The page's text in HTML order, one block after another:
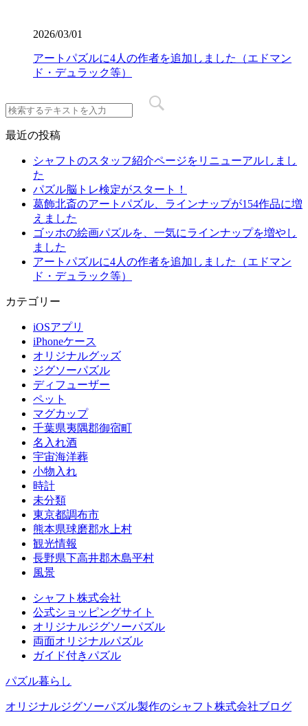
2026/03/01
アートパズルに4人の作者を追加しました（エドマン
ド・デュラック等）
最近の投稿
シャフトのスタッフ紹介ページをリニューアルしまし
た
パズル脳トレ検定がスタート！
葛飾北斎のアートパズル、ラインナップが154作品に増
えました
ゴッホの絵画パズルを、一気にラインナップを増やし
ました
アートパズルに4人の作者を追加しました（エドマン
ド・デュラック等）
カテゴリー
iOSアプリ
iPhoneケース
オリジナルグッズ
ジグソーパズル
ディフューザー
ペット
マグカップ
千葉県夷隅郡御宿町
名入れ酒
宇宙海洋葬
小物入れ
時計
未分類
東京都調布市
熊本県球磨郡水上村
観光情報
長野県下高井郡木島平村
風景
シャフト株式会社
公式ショッピングサイト
オリジナルジグソーパズル
両面オリジナルパズル
ガイド付きパズル
パズル暮らし
オリジナルジグソーパズル製作のシャフト株式会社ブログ